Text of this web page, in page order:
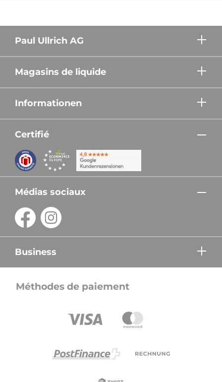
Paul Ullrich AG
Magasins de liquide
Informationen
Certifié
Médias sociaux
Business
Méthodes de paiement